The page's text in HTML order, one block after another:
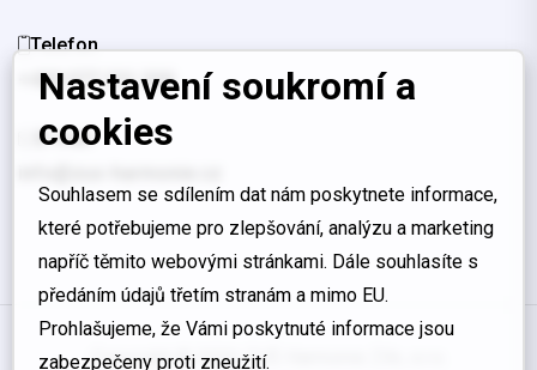
Telefon
+420 577 221 330
E-mail
Copyright © 2026 ZUŠ Harmonie Zlín, s.r.o.
Nastavení soukromí a
cookies
Souhlasem se sdílením dat nám poskytnete informace,
které potřebujeme pro zlepšování, analýzu a marketing
napříč těmito webovými stránkami. Dále souhlasíte s
předáním údajů třetím stranám a mimo EU.
Prohlašujeme, že Vámi poskytnuté informace jsou
zabezpečeny proti zneužití.